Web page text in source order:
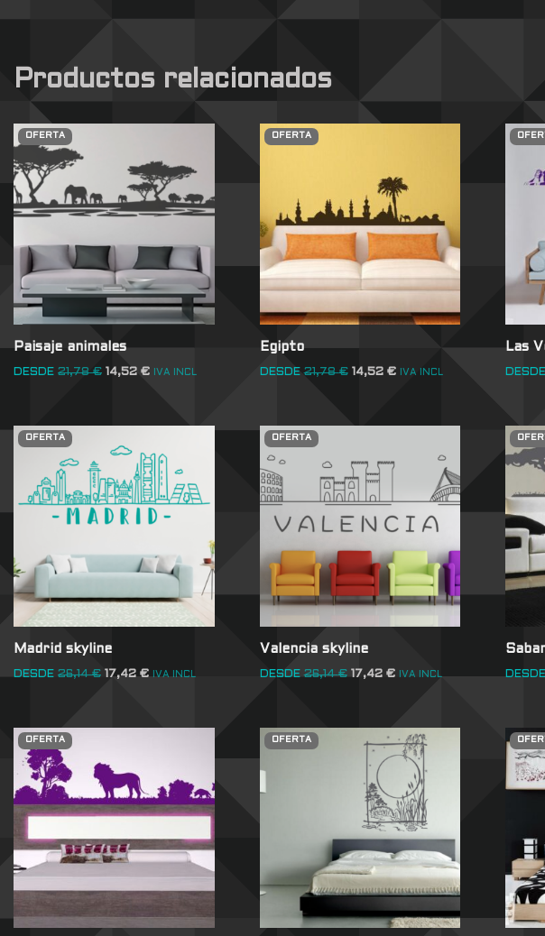
Productos relacionados
OFERTA
Paisaje animales
DESDE 21,78€ 14,52 € IVA INCL
OFERTA
Egipto
DESDE 21,78€ 14,52 € IVA INCL
Las
DESDE
OFERTA
Madrid skyline
DESDE 26,14€ 17,42€ IVA INCL
OFERTA
Valencia skyline
DESDE 26,14€ 17,42 € IVA INCL DESDE
OFERTA OFERTA